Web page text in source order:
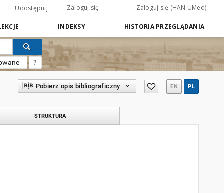
Udostępnij Zaloguj się Zaloguj się (HAN UMed)
INDEKSY HISTORIA PRZEGLĄDANIA
?
Pobierz opis bibliograficzny EN PL
STRUKTURA